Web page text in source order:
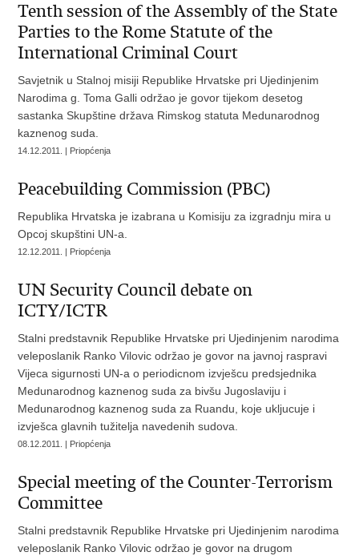
Tenth session of the Assembly of the State
Parties to the Rome Statute of the
International Criminal Court
Savjetnik u Stalnoj misiji Republike Hrvatske pri Ujedinjenim
Narodima g. Toma Galli održao je govor tijekom desetog
sastanka Skupštine država Rimskog statuta Medunarodnog
kaznenog suda.
14.12.2011. | Priopćenja
Peacebuilding Commission (PBC)
Republika Hrvatska je izabrana u Komisiju za izgradnju mira u
Opcoj skupštini UN-a.
12.12.2011. | Priopćenja
UN Security Council debate on
ICTY/ICTR
Stalni predstavnik Republike Hrvatske pri Ujedinjenim narodima
veleposlanik Ranko Vilovic održao je govor na javnoj raspravi
Vijeca sigurnosti UN-a o periodicnom izvješcu predsjednika
Medunarodnog kaznenog suda za bivšu Jugoslaviju i
Medunarodnog kaznenog suda za Ruandu, koje ukljucuje i
izvješca glavnih tužitelja navedenih sudova.
08.12.2011. | Priopćenja
Special meeting of the Counter-Terrorism
Committee
Stalni predstavnik Republike Hrvatske pri Ujedinjenim narodima
veleposlanik Ranko Vilovic održao je govor na drugom